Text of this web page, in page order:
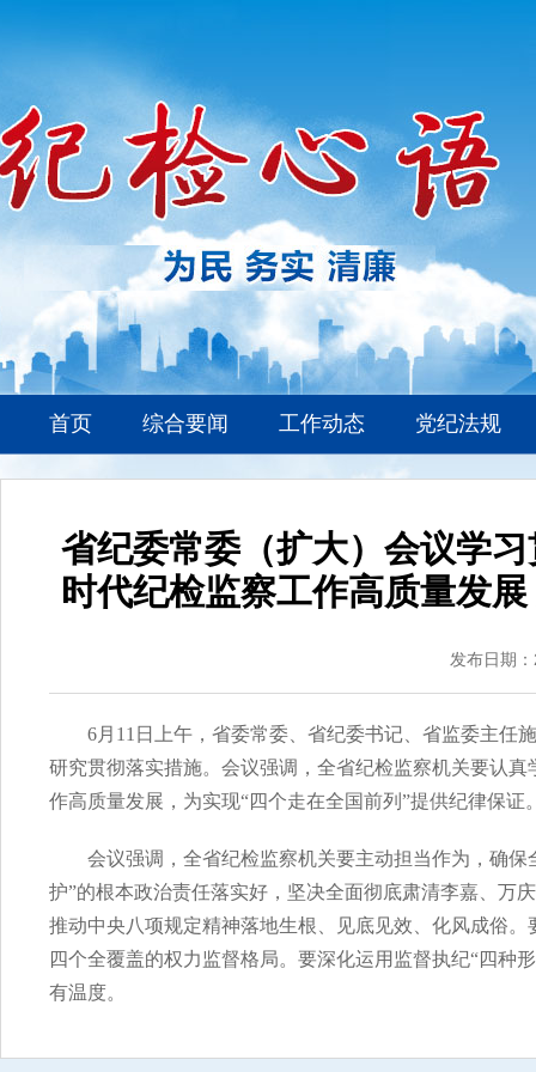
首页 综合要闻 工作动态 党纪法规
省纪委常委（扩大）会议学
时代纪检监察工作高质量发
发布日期
6月11日上午，省委常委、省纪委书记、省监委主任
研究贯彻落实措施。会议强调，全省纪检监察机关要认
作高质量发展，为实现“四个走在全国前列”提供纪律保证
会议强调，全省纪检监察机关要主动担当作为，确
护”的根本政治责任落实好，坚决全面彻底肃清李嘉、万
推动中央八项规定精神落地生根、见底见效、化风成俗
四个全覆盖的权力监督格局。要深化运用监督执纪“四种
有温度。